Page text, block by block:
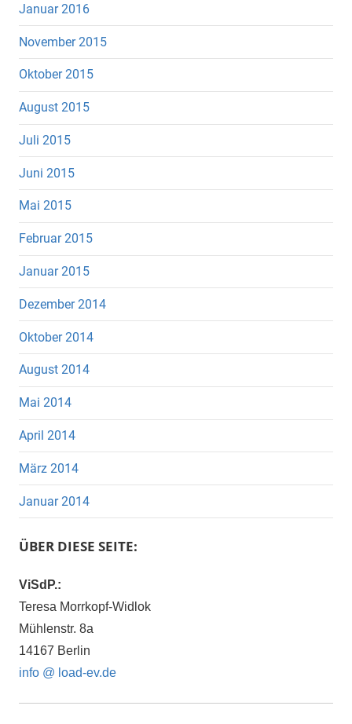
Januar 2016
November 2015
Oktober 2015
August 2015
Juli 2015
Juni 2015
Mai 2015
Februar 2015
Januar 2015
Dezember 2014
Oktober 2014
August 2014
Mai 2014
April 2014
März 2014
Januar 2014
ÜBER DIESE SEITE:
ViSdP.:
Teresa Morrkopf-Widlok
Mühlenstr. 8a
14167 Berlin
info @ load-ev.de